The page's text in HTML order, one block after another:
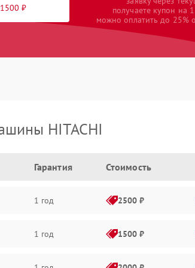
₽
получаете купон на
можно оплатить до 25%
HITACHI
Гарантия Стоимость
1 год 2500 ₽
1 год 1500 ₽